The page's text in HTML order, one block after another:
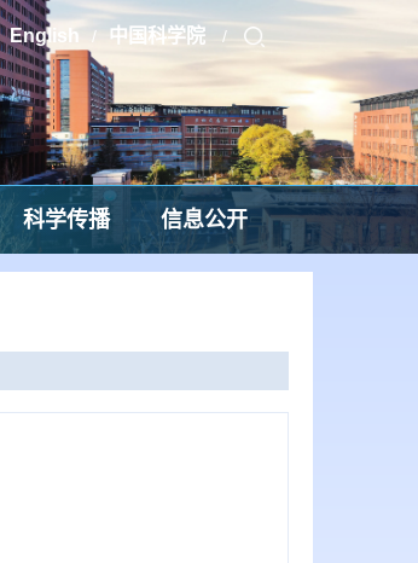
English / 中国科学院 /
科学传播 信息公开